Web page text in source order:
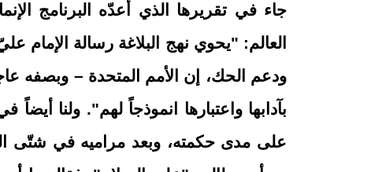
جاء في تقريرها الذي أعدّه البرنامج
العالم: "يحوي نهج البلاغة رسالة الإمام
ودعم الحك، إن الأمم المتحدة – وبصفه
بآدابها واعتبارها انموذجاً لهم". ولنا
على مدى حكمته، وبعد مراميه في شتّى